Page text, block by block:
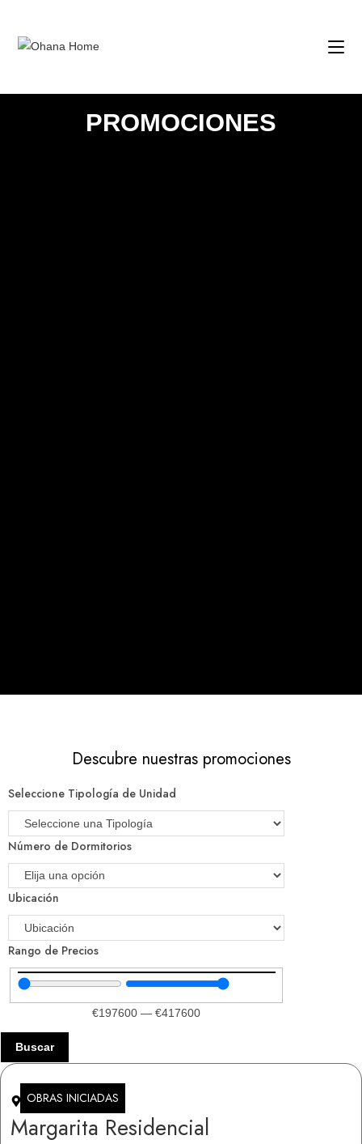
PROMOCIONES
Descubre nuestras promociones
Seleccione Tipología de Unidad
Número de Dormitorios
Ubicación
Rango de Precios
€197600 —€417600
Buscar
Jerez De La Frontera
Margarita Residencial
OBRAS INICIADAS